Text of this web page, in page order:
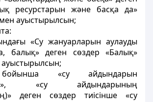
ресурстарын және басқа да»
ауыстырылсын;
«Су жануарларын аулауды
балық» деген сөздер «Балық»
ауыстырылсын;
«су айдындарын
«су айдындарының
деген сөздер тиісінше «су